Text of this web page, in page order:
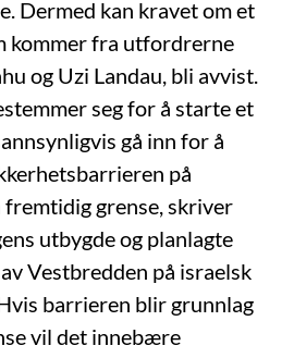
Dermed kan kravet om et
kommer fra utfordrerne
og Uzi Landau, bli avvist.
seg for å starte et
gå inn for å
på
grense, skriver
utbygde og planlagte
Vestbredden på israelsk
barrieren blir grunnlag
vil det innebære